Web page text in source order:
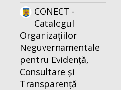
CONECT -
Catalogul
Organizațiilor
Neguvernamentale
pentru Evidență,
Consultare și
Transparență